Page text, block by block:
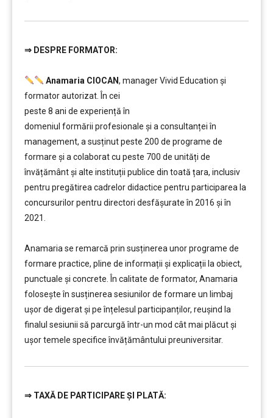
⇒ DESPRE FORMATOR:
Anamaria CIOCAN, manager Vivid Education și
formator autorizat. În cei
peste 8 ani de experiență în
domeniul formării profesionale și a consultanței în
management, a susținut peste 200 de programe de
formare și a colaborat cu peste 700 de unități de
învățământ şi alte instituții publice din toată țara, inclusiv
pentru pregătirea cadrelor didactice pentru participarea la
concursurilor pentru directori desfășurate în 2016 și în
2021.
Anamaria se remarcă prin susținerea unor programe de
formare practice, pline de informații și explicații la obiect,
punctuale și concrete. În calitate de formator, Anamaria
folosește în susținerea sesiunilor de formare un limbaj
ușor de digerat și pe înțelesul participanților, reușind la
finalul sesiunii să parcurgă într-un mod cât mai plăcut și
ușor temele specifice învățământului preuniversitar.
⇒ TAXĂ DE PARTICIPARE ȘI PLATĂ: